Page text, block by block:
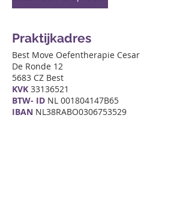
Praktijkadres
Best Move Oefentherapie Cesar
De Ronde 12
5683 CZ Best
KVK 33136521
BTW- ID NL 001804147B65
IBAN NL38RABO0306753529